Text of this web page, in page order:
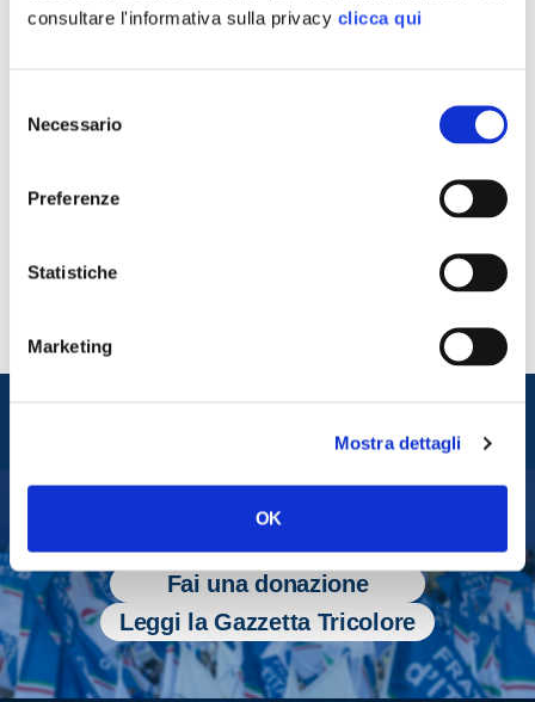
consultare l'informativa sulla privacy clicca qui
delNecessario
Preferenze
Statistiche
Marketing
Mostra dettagli
OK
nostro Gruppo. Fratelli d’Italia a Montecitorio conta
Lo dichiara il capogruppo di Fratelli d’Italia alla Camera,
Francesco Lollobrigida.
CONDIVIDI
Fratelli d'Italia
Tesserati
Fai una donazione
Leggi la Gazzetta Tricolore